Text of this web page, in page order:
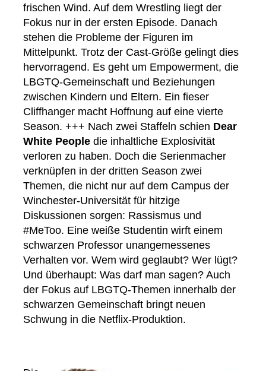
frischen Wind. Auf dem Wrestling liegt der
Fokus nur in der ersten Episode. Danach
stehen die Probleme der Figuren im
Mittelpunkt. Trotz der Cast-Größe gelingt dies
hervorragend. Es geht um Empowerment, die
LBGTQ-Gemeinschaft und Beziehungen
zwischen Kindern und Eltern. Ein fieser
Cliffhanger macht Hoffnung auf eine vierte
Season. +++ Nach zwei Staffeln schien Dear
White People die inhaltliche Explosivität
verloren zu haben. Doch die Serienmacher
verknüpfen in der dritten Season zwei
Themen, die nicht nur auf dem Campus der
Winchester-Universität für hitzige
Diskussionen sorgen: Rassismus und
#MeToo. Eine weiße Studentin wirft einem
schwarzen Professor unangemessenes
Verhalten vor. Wem wird geglaubt? Wer lügt?
Und überhaupt: Was darf man sagen? Auch
der Fokus auf LBGTQ-Themen innerhalb der
schwarzen Gemeinschaft bringt neuen
Schwung in die Netflix-Produktion.